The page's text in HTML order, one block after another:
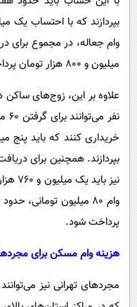
میلیون و ۸۰۰ هزار تومان پرداخت کنند.
نیز
وام ۸۰ میلیون
پرداخت شود.
هزینه وام مسکن برای